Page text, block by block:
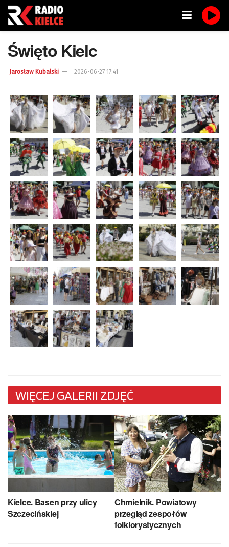
Święto Kielc
Jarosław Kubalski 2026-06-27 17:41
WIĘCEJ GALERII ZDJĘĆ
Kielce. Basen przy ulicy
Szczecińskiej
Chmielnik. Powiatowy
przegląd zespołów
folklorystycznych